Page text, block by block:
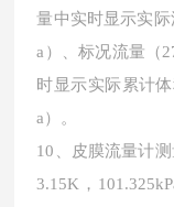
量中实时显示实
a）、标况流量（
时显示实际累计
a）。
10、皮膜流量计
3.15K，